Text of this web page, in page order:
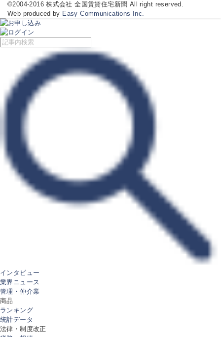
©2004-2016 株式会社 全国賃貸住宅新聞 All right reserved.
Web produced by Easy Communications Inc.
インタビュー
業界ニュース
管理・仲介業
商品
ランキング
統計データ
法律・制度改正